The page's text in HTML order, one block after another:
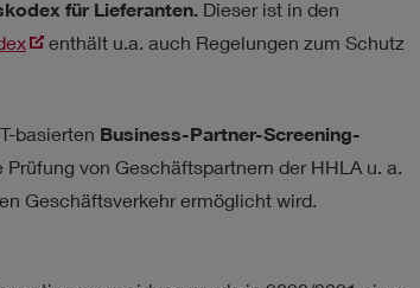
für Lieferanten.Dieser ist in den
enthält u.a. auch Regelungen zum Schutz
basierten Business-Partner-Screening-
von Geschäftspartnern der HHLA u. a.
Geschäftsverkehr ermöglicht wird.